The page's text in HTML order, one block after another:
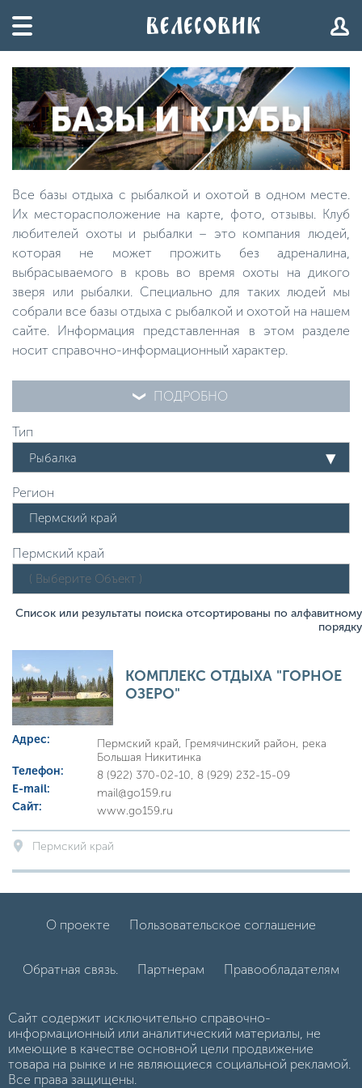
Все базы отдыха с рыбалкой и охотой в одном месте.
Их месторасположение на карте, фото, отзывы. Клуб
любителей охоты и рыбалки – это компания людей,
которая не может прожить без адреналина,
выбрасываемого в кровь во время охоты на дикого
зверя или рыбалки. Специально для таких людей мы
собрали все базы отдыха с рыбалкой и охотой на нашем
сайте. Информация представленная в этом разделе
носит справочно-информационный характер.
ПОДРОБНО
Тип
Рыбалка
Регион
Пермский край
Список или результаты поиска отсортированы по алфавитному
порядку
КОМПЛЕКС ОТДЫХА "ГОРНОЕ
ОЗЕРО"
Адрес:
Пермский край, Гремячинский район, река
Большая Никитинка
Телефон:
8 (922) 370-02-10, 8 (929) 232-15-09
E-mail:
mail@go159.ru
Сайт:
www.go159.ru
Пермский край
О проекте Пользовательское соглашение
Обратная связь. Партнерам Правообладателям
Сайт содержит исключительно справочно-
информационный или аналитический материалы, не
имеющие в качестве основной цели продвижение
товара на рынке и не являющиеся социальной рекламой.
Все права защищены.